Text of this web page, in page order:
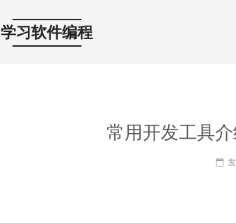
学习软件编程
常用开发工具